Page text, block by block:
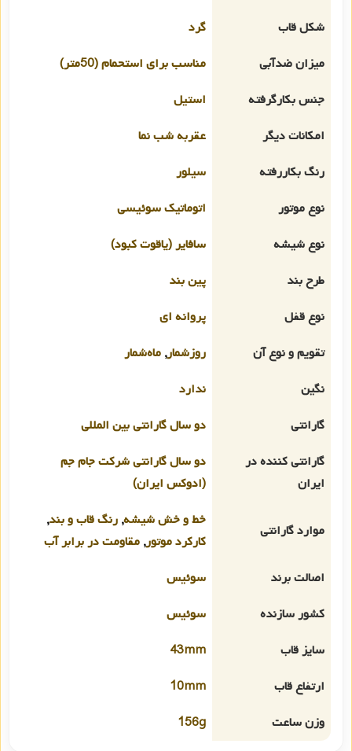
شکل قاب
گرد
میزان ضدآبی
مناسب برای استحمام (50متر)
جنس بکارگرفته
استیل
امکانات دیگر
عقربه شب نما
رنگ بکاررفته
سیلور
نوع موتور
اتوماتیک سوئیسی
نوع شیشه
سافایر (یاقوت کبود)
طرح بند
پین بند
نوع قفل
پروانه ای
تقویم و نوع آن
روزشمار, ماه‌شمار
نگین
ندارد
گارانتی
دو سال گارانتی بین المللی
گارانتی کننده در
ایران
دو سال گارانتی شرکت جام جم
(ادوکس ایران)
موارد گارانتی
خط و خش شیشه, رنگ قاب و بند,
کارکرد موتور, مقاومت در برابر آب
اصالت برند
سوئیس
کشور سازنده
سوئیس
سایز قاب
43mm
ارتفاع قاب
10mm
وزن ساعت
156g